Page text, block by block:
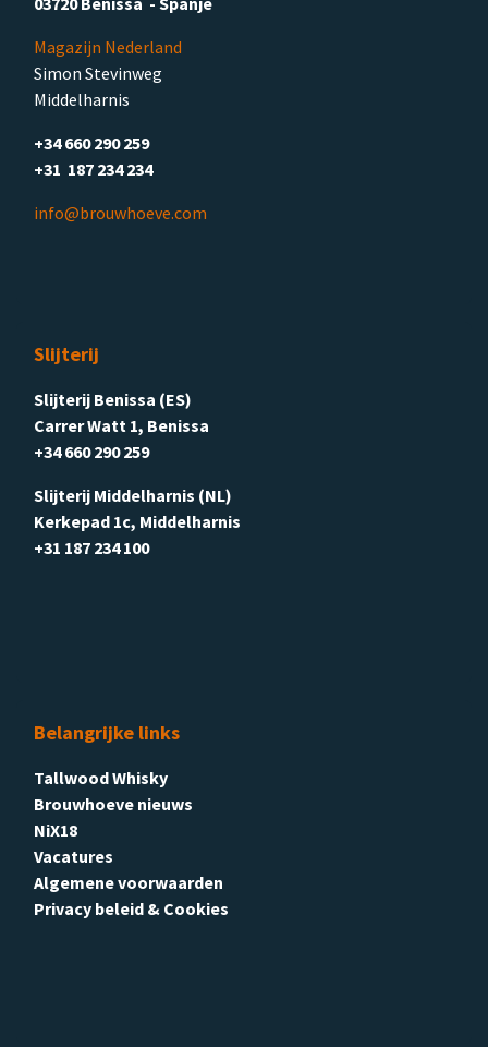
Magazijn Nederland
Simon Stevinweg
Middelharnis
+34 660 290 259
+31 187 234 234
info@brouwhoeve.com
Slijterij
Slijterij Benissa (ES)
Carrer Watt 1, Benissa
+34 660 290 259
Slijterij Middelharnis (NL)
Kerkepad 1c, Middelharnis
+31 187 234 100
Belangrijke links
Tallwood Whisky
Brouwhoeve nieuws
NiX18
Vacatures
Algemene voorwaarden
Privacy beleid & Cookies